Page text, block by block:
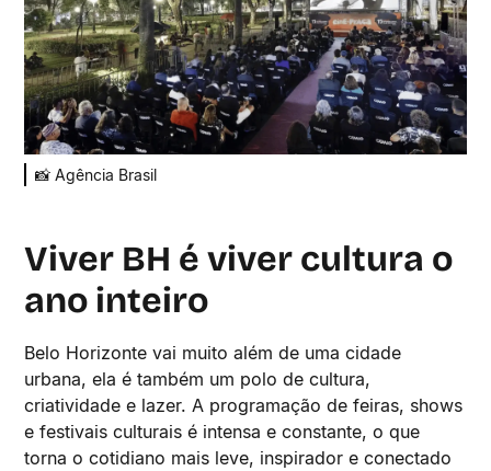
📸 Agência Brasil
Viver BH é viver cultura o
ano inteiro
Belo Horizonte vai muito além de uma cidade
urbana, ela é também um polo de cultura,
criatividade e lazer. A programação de feiras, shows
e festivais culturais é intensa e constante, o que
torna o cotidiano mais leve, inspirador e conectado